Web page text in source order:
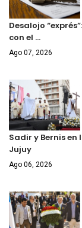
Desalojo
con el …
Ago 07, 2026
Sadir y Bernis
Jujuy
Ago 06, 2026